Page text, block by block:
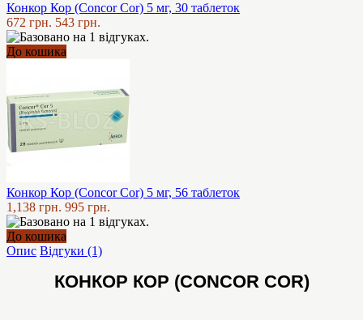
Конкор Кор (Concor Cor) 5 мг, 30 таблеток
672 грн. 543 грн.
До кошика
Конкор Кор (Concor Cor) 5 мг, 56 таблеток
1,138 грн. 995 грн.
До кошика
Опис Відгуки (1)
КОНКОР КОР (CONCOR СOR)